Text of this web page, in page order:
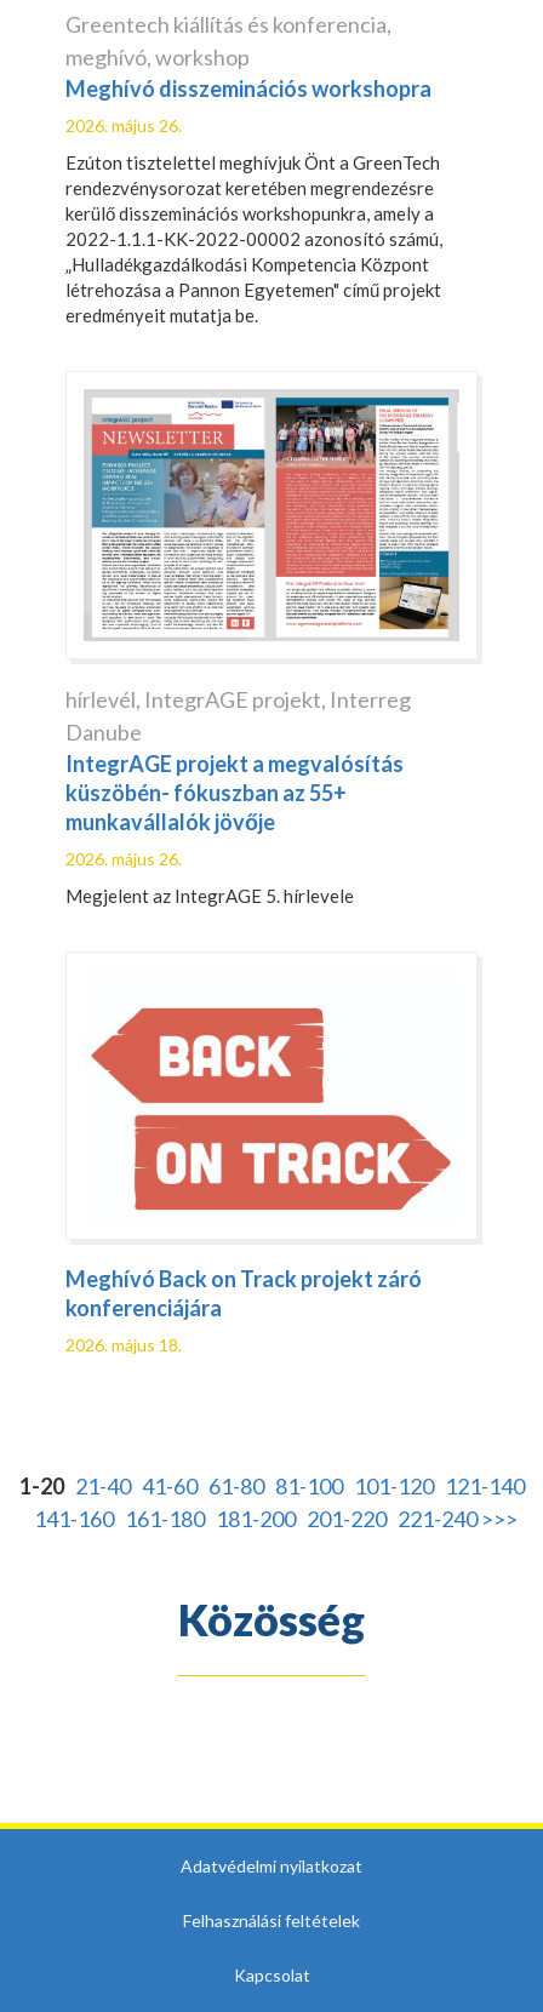
Greentech kiállítás és konferencia,
meghívó,workshop
Meghívó disszeminációs workshopra
2026. május 26.
Ezúton tisztelettel meghívjuk Önt a GreenTech
rendezvénysorozat keretében megrendezésre
kerülő disszeminációs workshopunkra, amely a
2022-1.1.1-KK-2022-00002 azonosító számú,
„Hulladékgazdálkodási Kompetencia Központ
létrehozása a Pannon Egyetemen" című projekt
eredményeit mutatja be.
hírlevél, IntegrAGE projekt, Interreg
Danube
IntegrAGE projekt a megvalósítás
küszöbén- fókuszban az 55+
munkavállalók jövője
2026. május 26.
Megjelent az IntegrAGE 5. hírlevele
Meghívó Back on Track projekt záró
konferenciájára
2026. május 18.
1-20 21-40 41-60 61-80 81-100 101-120 121-140
141-160 161-180 181-200 201-220 221-240 >>>
Közösség
Adatvédelmi nyilatkozat
Felhasználási feltételek
Kapcsolat